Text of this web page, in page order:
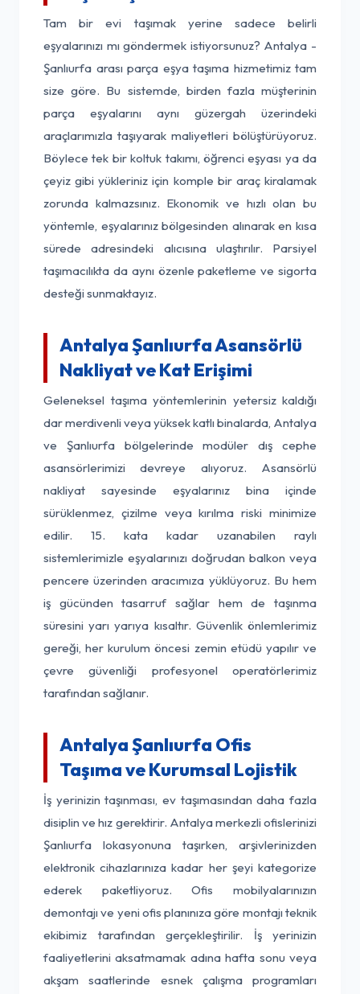
Tam bir evi taşımak yerine sadece belirli
eşyalarınızı mı göndermek istiyorsunuz? Antalya -
Şanlıurfa arası parça eşya taşıma hizmetimiz tam
size göre. Bu sistemde, birden fazla müşterinin
parça eşyalarını aynı güzergah üzerindeki
araçlarımızla taşıyarak maliyetleri bölüştürüyoruz.
Böylece tek bir koltuk takımı, öğrenci eşyası ya da
çeyiz gibi yükleriniz için komple bir araç kiralamak
zorunda kalmazsınız. Ekonomik ve hızlı olan bu
yöntemle, eşyalarınız bölgesinden alınarak en kısa
sürede adresindeki alıcısına ulaştırılır. Parsiyel
taşımacılıkta da aynı özenle paketleme ve sigorta
desteği sunmaktayız.
Antalya Şanlıurfa Asansörlü
Nakliyat ve Kat Erişimi
Geleneksel taşıma yöntemlerinin yetersiz kaldığı
dar merdivenli veya yüksek katlı binalarda, Antalya
ve Şanlıurfa bölgelerinde modüler dış cephe
asansörlerimizi devreye alıyoruz. Asansörlü
nakliyat sayesinde eşyalarınız bina içinde
sürüklenmez, çizilme veya kırılma riski minimize
edilir. 15. kata kadar uzanabilen raylı
sistemlerimizle eşyalarınızı doğrudan balkon veya
pencere üzerinden aracımıza yüklüyoruz. Bu hem
iş gücünden tasarruf sağlar hem de taşınma
süresini yarı yarıya kısaltır. Güvenlik önlemlerimiz
gereği, her kurulum öncesi zemin etüdü yapılır ve
çevre güvenliği profesyonel operatörlerimiz
tarafından sağlanır.
Antalya Şanlıurfa Ofis
Taşıma ve Kurumsal Lojistik
İş yerinizin taşınması, ev taşımasından daha fazla
disiplin ve hız gerektirir. Antalya merkezli ofislerinizi
Şanlıurfa lokasyonuna taşırken, arşivlerinizden
elektronik cihazlarınıza kadar her şeyi kategorize
ederek paketliyoruz. Ofis mobilyalarınızın
demontajı ve yeni ofis planınıza göre montajı teknik
ekibimiz tarafından gerçekleştirilir. İş yerinizin
faaliyetlerini aksatmamak adına hafta sonu veya
akşam saatlerinde esnek çalışma programları